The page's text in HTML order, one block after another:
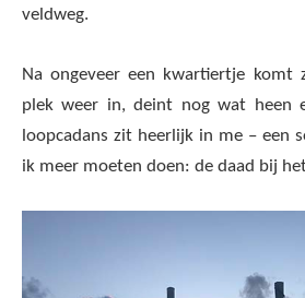
veldweg.
Na ongeveer een kwartiertje komt
plek weer in, deint nog wat heen
loopcadans zit heerlijk in me – een
ik meer moeten doen: de daad bij